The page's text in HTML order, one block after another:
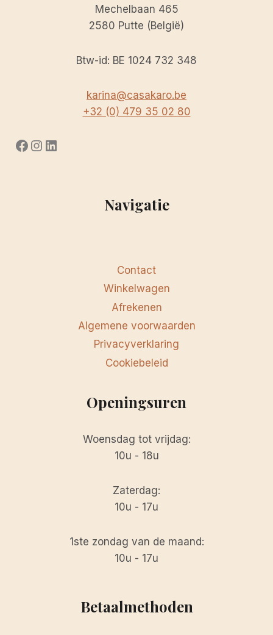
Mechelbaan 465
2580 Putte (België)
Btw-id: BE 1024 732 348
karina@casakaro.be
+32 (0) 479 35 02 80
Facebook
Instagram
LinkedIn
Navigatie
Contact
Winkelwagen
Afrekenen
Algemene voorwaarden
Privacyverklaring
Cookiebeleid
Openingsuren
Woensdag tot vrijdag:
10u - 18u
Zaterdag:
10u - 17u
1ste zondag van de maand:
10u - 17u
Betaalmethoden